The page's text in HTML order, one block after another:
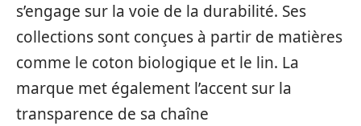
s’engage sur la voie de la durabilité. Ses
collections sont conçues à partir de matières
comme le coton biologique et le lin. La
marque met également l’accent sur la
transparence de sa chaîne